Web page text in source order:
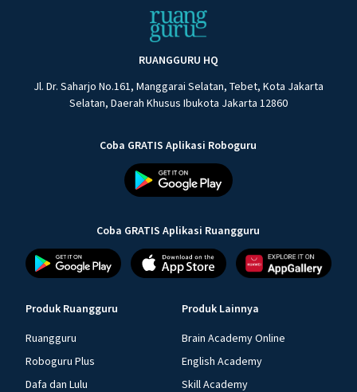
RUANGGURU HQ
Jl. Dr. Saharjo No.161, Manggarai Selatan, Tebet, Kota Jakarta
Selatan, Daerah Khusus Ibukota Jakarta 12860
Coba GRATIS Aplikasi Roboguru
Coba GRATIS Aplikasi Ruangguru
Produk Ruangguru
Ruangguru
Roboguru Plus
Dafa dan Lulu
Produk Lainnya
Brain Academy Online
English Academy
Skill Academy